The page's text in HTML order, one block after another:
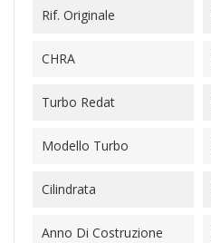
Rif. Originale
CHRA
Turbo Redat
Modello Turbo
Cilindrata
Anno Di Costruzione